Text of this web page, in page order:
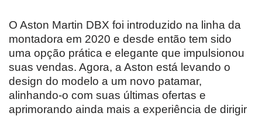
O Aston Martin DBX foi introduzido na linha da
montadora em 2020 e desde então tem sido
uma opção prática e elegante que impulsionou
suas vendas. Agora, a Aston está levando o
design do modelo a um novo patamar,
alinhando-o com suas últimas ofertas e
aprimorando ainda mais a experiência de dirigir